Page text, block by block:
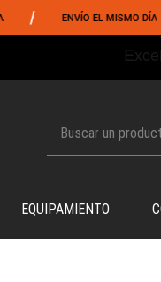
/ ENVÍO EL MISMO DÍA /
EQUIPAMIENTO